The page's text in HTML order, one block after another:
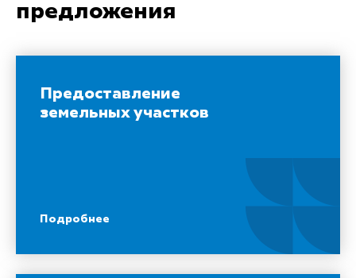
предложения
Предоставление
земельных участков
Подробнее